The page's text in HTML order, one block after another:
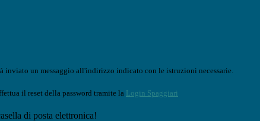
inviato un messaggio all'indirizzo indicato con le istruzioni necessarie.
il reset della password tramite la Login Spaggiari
di posta elettronica!